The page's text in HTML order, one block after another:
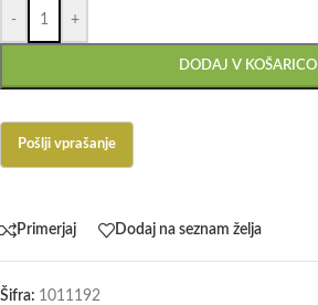
- +
DODAJ V KOŠARICO
Primerjaj Dodaj na seznam želja
Šifra: 1011192